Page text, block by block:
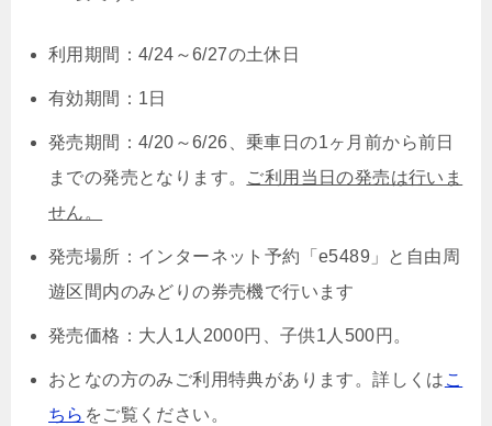
利用期間：4/24～6/27の土休日
有効期間：1日
発売期間：4/20～6/26、乗車日の1ヶ月前から前日
までの発売となります。 ご利用当日の発売は行いま
せん。
発売場所：インターネット予約「e5489」と自由周
遊区間内のみどりの券売機で行います
発売価格：大人1人2000円、子供1人500円。
おとなの方のみご利用特典があります。詳しくは こ
ちら をご覧ください。